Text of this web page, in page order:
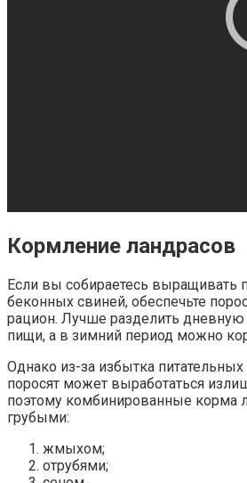
Кормление ландрасов
Если вы собираетесь выращивать
беконных свиней, обеспечьте
рацион. Лучше разделить
пищи, а в зимний период можно
Однако из-за избытка
поросят может выработаться
поэтому комбинированные корма
грубыми:
жмыхом;
отрубями;